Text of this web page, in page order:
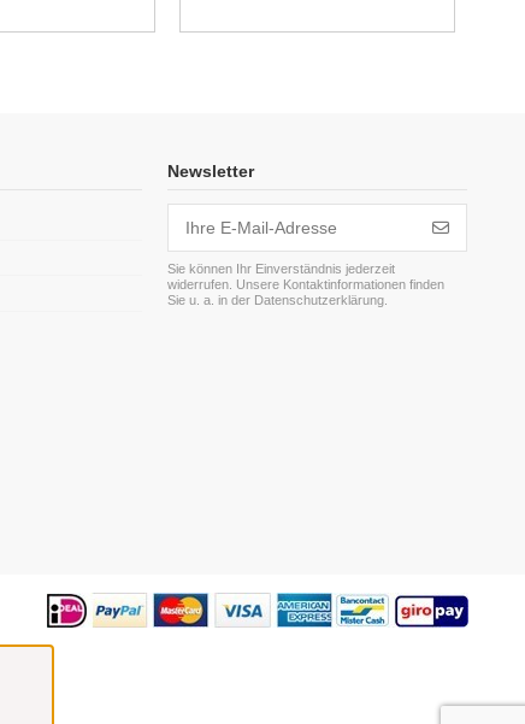
Newsletter
Sie können Ihr Einverständnis jederzeit
widerrufen. Unsere Kontaktinformationen finden
Sie u. a. in der Datenschutzerklärung.